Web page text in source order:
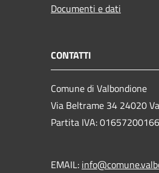
Documenti e dati
CONTATTI
Comune di Valbondione
Via Beltrame 34 24020
Partita IVA: 01657200166
EMAIL: